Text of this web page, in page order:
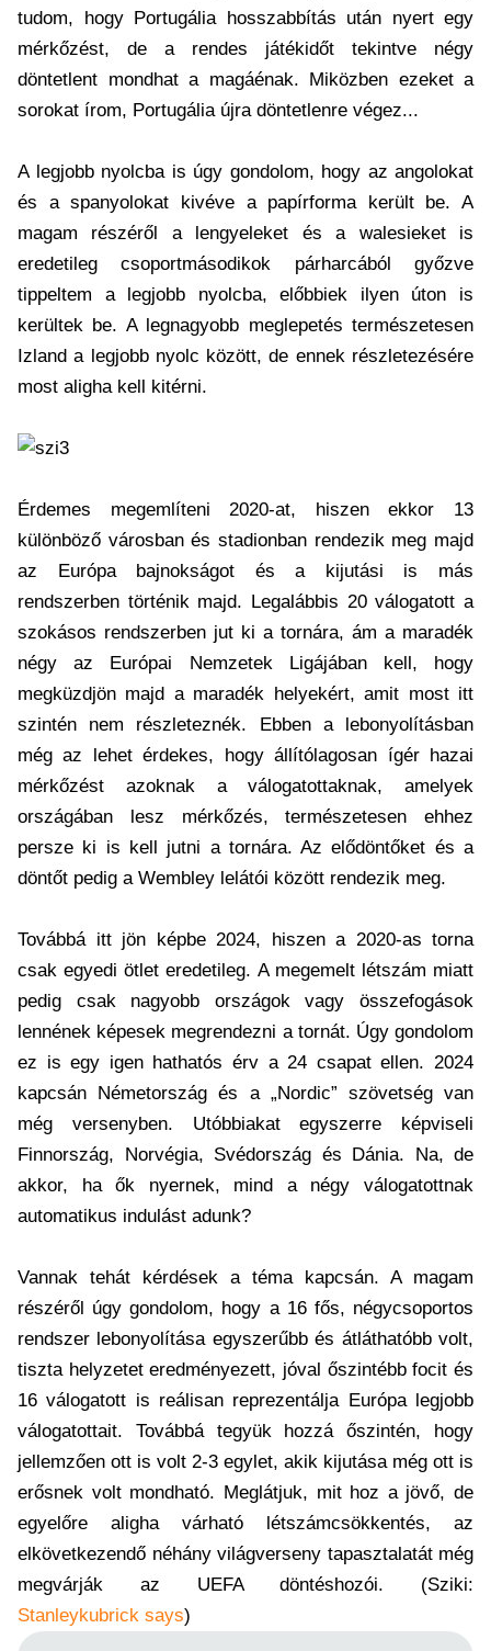
tudom, hogy Portugália hosszabbítás után nyert egy
mérkőzést, de a rendes játékidőt tekintve négy
döntetlent mondhat a magáénak. Miközben ezeket a
sorokat írom, Portugália újra döntetlenre végez...
A legjobb nyolcba is úgy gondolom, hogy az angolokat
és a spanyolokat kivéve a papírforma került be. A
magam részéről a lengyeleket és a walesieket is
eredetileg csoportmásodikok párharcából győzve
tippeltem a legjobb nyolcba, előbbiek ilyen úton is
kerültek be. A legnagyobb meglepetés természetesen
Izland a legjobb nyolc között, de ennek részletezésére
most aligha kell kitérni.
Érdemes megemlíteni 2020-at, hiszen ekkor 13
különböző városban és stadionban rendezik meg majd
az Európa bajnokságot és a kijutási is más
rendszerben történik majd. Legalábbis 20 válogatott a
szokásos rendszerben jut ki a tornára, ám a maradék
négy az Európai Nemzetek Ligájában kell, hogy
megküzdjön majd a maradék helyekért, amit most itt
szintén nem részleteznék. Ebben a lebonyolításban
még az lehet érdekes, hogy állítólagosan ígér hazai
mérkőzést azoknak a válogatottaknak, amelyek
országában lesz mérkőzés, természetesen ehhez
persze ki is kell jutni a tornára. Az elődöntőket és a
döntőt pedig a Wembley lelátói között rendezik meg.
Továbbá itt jön képbe 2024, hiszen a 2020-as torna
csak egyedi ötlet eredetileg. A megemelt létszám miatt
pedig csak nagyobb országok vagy összefogások
lennének képesek megrendezni a tornát. Úgy gondolom
ez is egy igen hathatós érv a 24 csapat ellen. 2024
kapcsán Németország és a „Nordic” szövetség van
még versenyben. Utóbbiakat egyszerre képviseli
Finnország, Norvégia, Svédország és Dánia. Na, de
akkor, ha ők nyernek, mind a négy válogatottnak
automatikus indulást adunk?
Vannak tehát kérdések a téma kapcsán. A magam
részéről úgy gondolom, hogy a 16 fős, négycsoportos
rendszer lebonyolítása egyszerűbb és átláthatóbb volt,
tiszta helyzetet eredményezett, jóval őszintébb focit és
16 válogatott is reálisan reprezentálja Európa legjobb
válogatottait. Továbbá tegyük hozzá őszintén, hogy
jellemzően ott is volt 2-3 egylet, akik kijutása még ott is
erősnek volt mondható. Meglátjuk, mit hoz a jövő, de
egyelőre aligha várható létszámcsökkentés, az
elkövetkezendő néhány világverseny tapasztalatát még
megvárják az UEFA döntéshozói. (Sziki:
Stanleykubrick says)